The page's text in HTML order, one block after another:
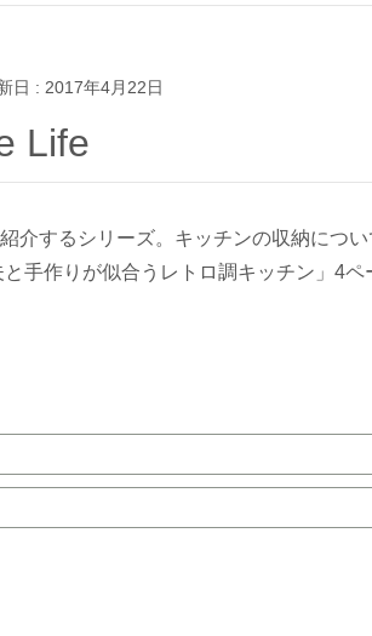
日 : 2017年4月22日
Life
介するシリーズ。キッチンの収納につ
手作りが似合うレトロ調キッチン」4ペ